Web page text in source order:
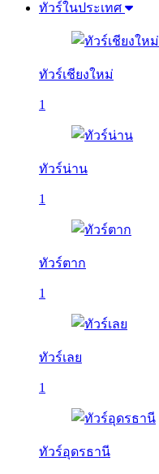
ทัวร์ในประเทศ
ทัวร์เชียงใหม่
1
ทัวร์น่าน
1
ทัวร์ตาก
1
ทัวร์เลย
1
ทัวร์อุดรธานี